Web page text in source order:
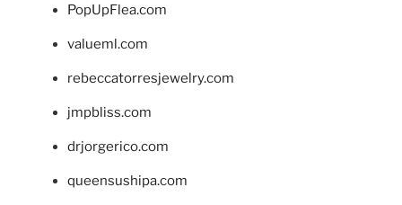
PopUpFlea.com
valueml.com
rebeccatorresjewelry.com
jmpbliss.com
drjorgerico.com
queensushipa.com